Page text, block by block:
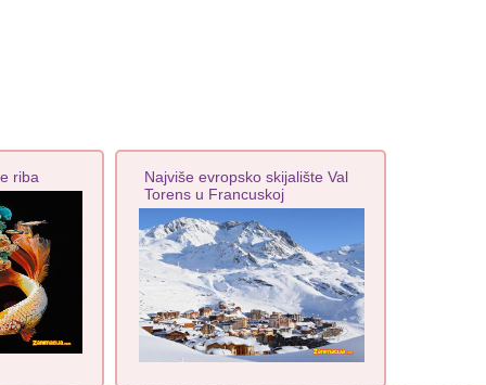
riba
Najviše evropsko skijalište Val
Torens u Francuskoj